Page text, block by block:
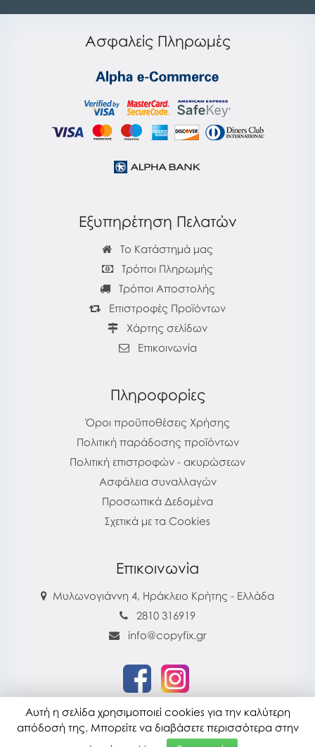
Ασφαλείς Πληρωμές
Εξυπηρέτηση Πελατών
Το Κατάστημά μας
Τρόποι Πληρωμής
Τρόποι Αποστολής
Επιστροφές Προϊόντων
Χάρτης σελίδων
Επικοινωνία
Πληροφορίες
Όροι προϋποθέσεις Χρήσης
Πολιτική παράδοσης προϊόντων
Πολιτική επιστροφών - ακυρώσεων
Ασφάλεια συναλλαγών
Προσωπικά Δεδομένα
Σχετικά με τα Cookies
Επικοινωνία
Μυλωνογιάννη 4, Ηράκλειο Κρήτης - Ελλάδα
2810 316919
info@copyfix.gr
copyfix.gr © 2026
Τελευταία ενημέρωση : 28-07-2026 16:22
Αυτή η σελίδα χρησιμοποιεί cookies για την καλύτερη
απόδοσή της. Μπορείτε να διαβάσετε περισσότερα στην